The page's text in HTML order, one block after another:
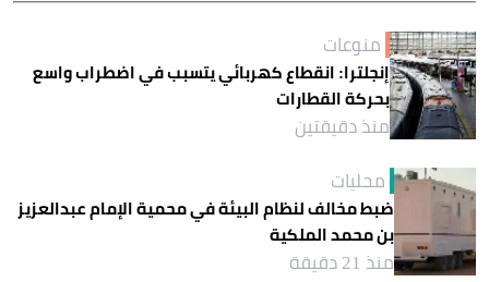
منوعات
إنجلترا: انقطاع كهربائي يتسبب في اضطراب واسع
بحركة القطارات
منذ دقيقتين
محليات
ضبط مخالف لنظام البيئة في محمية الإمام عبدالعزيز
بن محمد الملكية
منذ 21 دقيقة